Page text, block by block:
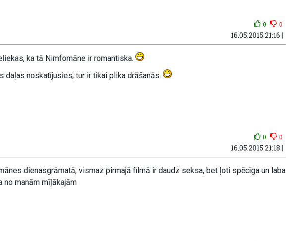
0 0
16.05.2015 21:16 |
ka tā Nimfomāne ir romantiska.
daļas noskatījusies, tur ir tikai plika drāšanās.
0 0
16.05.2015 21:18 |
dienasgrāmatā, vismaz pirmajā filmā ir daudz seksa, bet ļoti spēcīga un laba
no manām mīļākajām